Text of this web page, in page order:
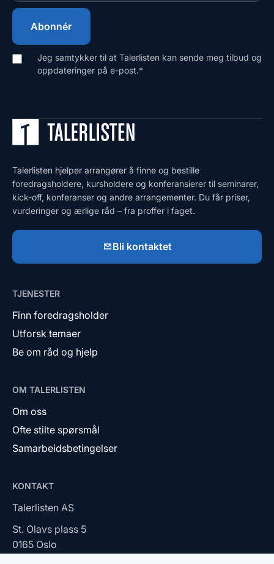
Jeg samtykker til at Talerlisten kan sende meg tilbud og
oppdateringer på e-post.*
Talerlisten hjelper arrangører å finne og bestille
foredragsholdere, kursholdere og konferansierer til seminarer,
kick-off, konferanser og andre arrangementer. Du får priser,
vurderinger og ærlige råd – fra proffer i faget.
Bli kontaktet
TJENESTER
Finn foredragsholder
Utforsk temaer
Be om råd og hjelp
OM TALERLISTEN
Om oss
Ofte stilte spørsmål
Samarbeidsbetingelser
KONTAKT
Talerlisten AS
St. Olavs plass 5
0165 Oslo